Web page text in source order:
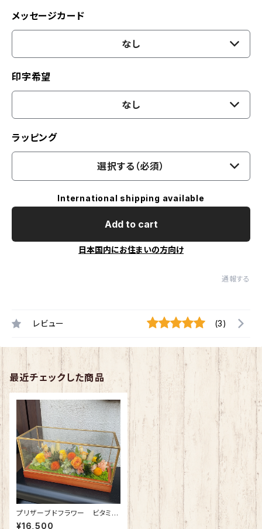
メッセージカード
なし
印字希望
なし
ラッピング
選択する（必須）
International shipping available
Add to cart
日本国内にお住まいの方向け
通報する
レビュー (3)
最近チェックした商品
プリザーブドフラワー ビタミン
カラーが開店お祝いにはピッタ
¥16,500